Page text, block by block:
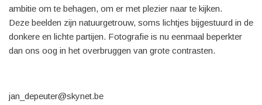
ambitie om te behagen, om er met plezier naar te kijken.
Deze beelden zijn natuurgetrouw, soms lichtjes bijgestuurd in de
donkere en lichte partijen. Fotografie is nu eenmaal beperkter
dan ons oog in het overbruggen van grote contrasten.
jan_depeuter@skynet.be